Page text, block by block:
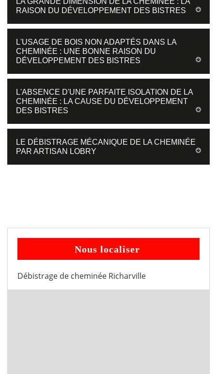
RAISON DU DÉVELOPPEMENT DES BISTRES
L'USAGE DE BOIS NON ADAPTÉS DANS LA
CHEMINÉE : UNE BONNE RAISON DU
DÉVELOPPEMENT DES BISTRES
L'ABSENCE D'UNE PARFAITE ISOLATION DE LA
CHEMINÉE : LA CAUSE DU DÉVELOPPEMENT
DES BISTRES
LE DÉBISTRAGE MÉCANIQUE DE LA CHEMINÉE
PAR ARTISAN LOBRY
Nous localiser
Débistrage de cheminée Richarville